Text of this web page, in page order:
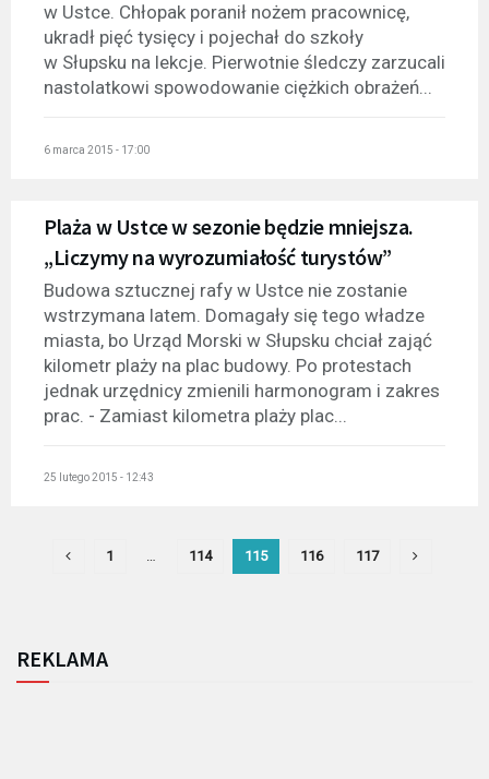
w Ustce. Chłopak poranił nożem pracownicę,
ukradł pięć tysięcy i pojechał do szkoły
w Słupsku na lekcje. Pierwotnie śledczy zarzucali
nastolatkowi spowodowanie ciężkich obrażeń...
6 marca 2015 - 17:00
Plaża w Ustce w sezonie będzie mniejsza.
„Liczymy na wyrozumiałość turystów”
Budowa sztucznej rafy w Ustce nie zostanie
wstrzymana latem. Domagały się tego władze
miasta, bo Urząd Morski w Słupsku chciał zająć
kilometr plaży na plac budowy. Po protestach
jednak urzędnicy zmienili harmonogram i zakres
prac. - Zamiast kilometra plaży plac...
25 lutego 2015 - 12:43
1 … 114 115 116 117
REKLAMA